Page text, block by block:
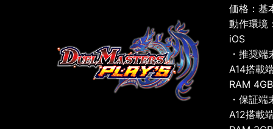
価格：基
動作環境
iOS
・推奨端
A14搭載
RAM
・保証端
A12搭載